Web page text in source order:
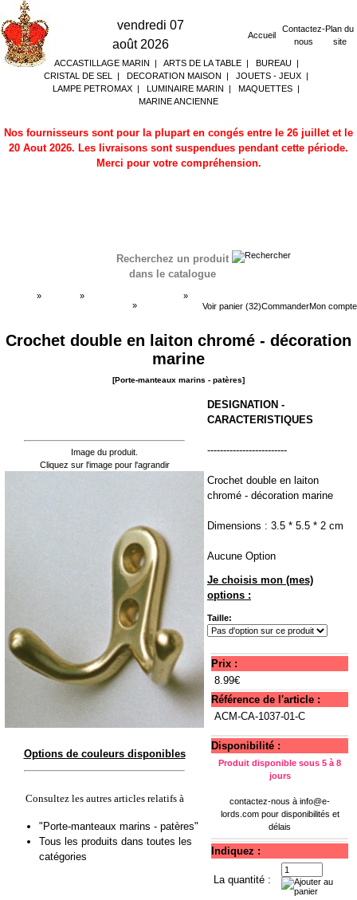
vendredi 07
août 2026
Accueil
Contactez-
nous
Plan du
site
ACCASTILLAGE MARIN | ARTS DE LA TABLE| BUREAU|
CRISTAL DE SEL
| DECORATION MAISON | JOUETS - JEUX |
LAMPE PETROMAX | LUMINAIRE MARIN | MAQUETTES |
MARINE ANCIENNE
Nos fournisseurs sont pour la plupart en congés entre le 26 juillet et le
20 Aout 2026. Les livraisons sont suspendues pendant cette période.
Merci pour votre compréhension.
Recherchez un produit
dans le catalogue
Voir panier (32)CommanderMon compte
» »
»
»
Crochet double en laiton chromé - décoration
marine
[Porte-manteaux marins - patères]
Image du produit.
Cliquez sur l'image pour l'agrandir
Options de couleurs disponibles
Consultez les autres articles relatifs à
"Porte-manteaux marins - patères"
Tous les produits dans toutes les
catégories
DESIGNATION -
CARACTERISTIQUES
-------------------------
Crochet double en laiton
chromé - décoration marine
Dimensions : 3.5 * 5.5 * 2 cm
Aucune Option
Je choisis mon (mes)
options :
Taille:
Prix :
8.99€
Référence de l'article :
ACM-CA-1037-01-C
Disponibilité :
Produit disponible sous 5 à 8
jours
contactez-nous à info@e-
lords.compour disponibilités et
délais
Indiquez :
La quantité :